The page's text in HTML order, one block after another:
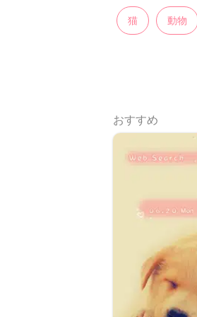
猫 動物
おすすめ